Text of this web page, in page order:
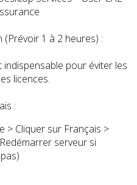
1 à 2 heures) :
pour éviter les
licences.
:
Cliquer sur Français >
serveur si